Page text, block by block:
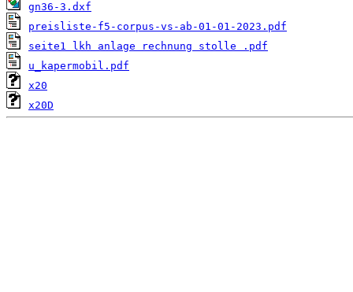
gn36-3.dxf
preisliste-f5-corpus-vs-ab-01-01-2023.pdf
seite1 lkh anlage rechnung stolle .pdf
u_kapermobil.pdf
x20
x20D